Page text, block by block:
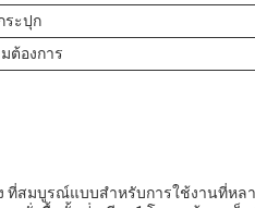
ระปุก
ต้องการ
ที่สมบูรณ์แบบสําหรับการใช้งานที่หล